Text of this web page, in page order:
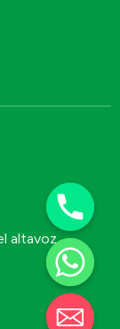
altavoz